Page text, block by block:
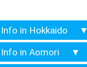
in Hokkaido
▼
in Aomori
▼